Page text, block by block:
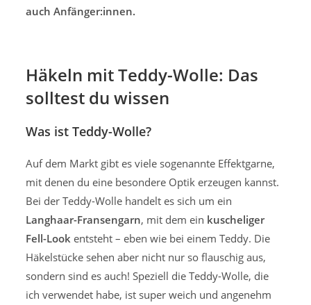
auch Anfänger:innen.
Häkeln mit Teddy-Wolle: Das
solltest du wissen
Was ist Teddy-Wolle?
Auf dem Markt gibt es viele sogenannte Effektgarne,
mit denen du eine besondere Optik erzeugen kannst.
Bei der Teddy-Wolle handelt es sich um ein
Langhaar-Fransengarn, mit dem ein kuscheliger
Fell-Look entsteht – eben wie bei einem Teddy. Die
Häkelstücke sehen aber nicht nur so flauschig aus,
sondern sind es auch! Speziell die Teddy-Wolle, die
ich verwendet habe, ist super weich und angenehm